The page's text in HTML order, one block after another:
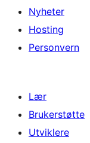
Nyheter
Hosting
Personvern
Lær
Brukerstøtte
Utviklere